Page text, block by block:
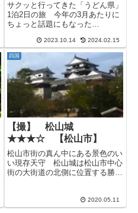
サクッと行ってきた「うどん県」
1泊2日の旅 今年の3月あたりに
ちょっと話題にもなった
ありまして、これは旅好きなワタ
クシも乗らないわけにはいかない
という訳で、今年の5月に1泊2日
ひとり旅という事で香川県へ行...
2023.10.14 2024.02.15
四国
【撮】 松山城
★★★☆ 【松山市】
松山市街の真ん中にある景色のい
い現存天守 松山城は松山市中心
街の大街道の北側に位置する勝山
す。 今も21棟もの建築物が国
の重要文化財として指定されてい
2020.05.11